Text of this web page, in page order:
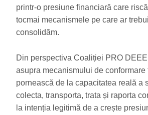
printr-o presiune financiară care
tocmai mecanismele pe care ar
consolidăm.
Din perspectiva Coaliției PRO
asupra mecanismului de conformare
pornească de la capacitatea reală a
colecta, transporta, trata și raporta
la intenția legitimă de a crește